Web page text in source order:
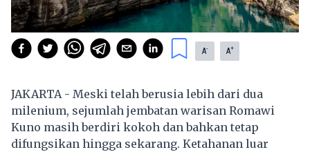
A- A+
JAKARTA - Meski telah berusia lebih dari dua
milenium, sejumlah jembatan warisan Romawi
Kuno masih berdiri kokoh dan bahkan tetap
difungsikan hingga sekarang. Ketahanan luar